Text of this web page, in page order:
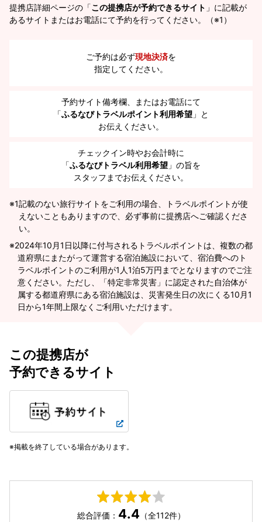
提携店詳細ページの「この提携店が予約できるサイト 」に記載が
あるサイトまたはお電話にて予約を行ってください。（※1）
ご予約は必ず現地決済を
指定してください。
予約サイト備考欄、またはお電話にて
「ふるなびトラベルポイント利用希望 」と
お伝えください。
チェックイン時やお会計時に
「ふるなびトラベル利用希望 」の旨を
スタッフまでお伝えください。
※1記載のない旅行サイトをご利用の場合、トラベルポイントが使
えないこともありますので、必ず事前に提携店へご確認くださ
い。
2024年10月1日以降に付与されるトラベルポイントは、複数の都
道府県にまたがって運営する宿泊施設において、宿泊費へのト
ラベルポイントのご利用が1人1泊5万円までとなりますのでご注
意ください。ただし、「特定非常災害」に認定された自治体が
属する都道府県にある宿泊施設は、災害発生日の次にくる10月1
日から1年間上限なくご利用いただけます。
この提携店が
予約できるサイト
掲載を終了している場合があります。
総合評価： 4.4 （全112件）